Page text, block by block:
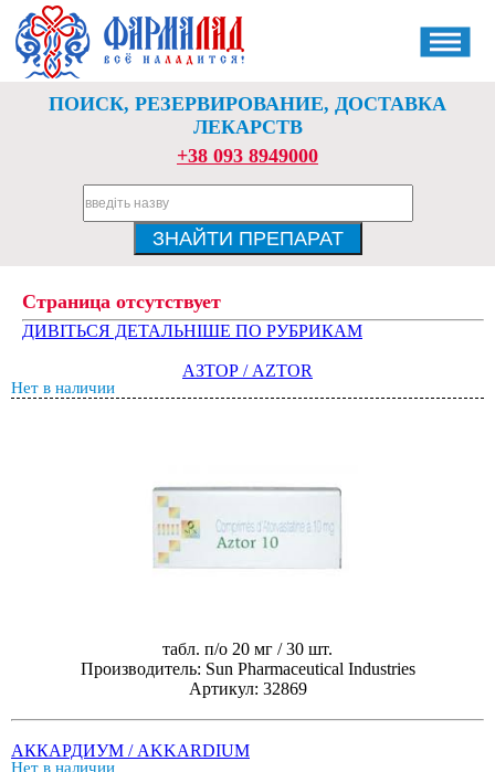
ПОИСК, РЕЗЕРВИРОВАНИЕ, ДОСТАВКА
ЛЕКАРСТВ
+38 093 8949000
Страница отсутствует
ДИВІТЬСЯ ДЕТАЛЬНІШЕ ПО РУБРИКАМ
АЗТОР / AZTOR
Нет в наличии
табл. п/о 20 мг / 30 шт.
Производитель: Sun Pharmaceutical Industries
Артикул: 32869
АККАРДИУМ / AKKARDIUM
Нет в наличии